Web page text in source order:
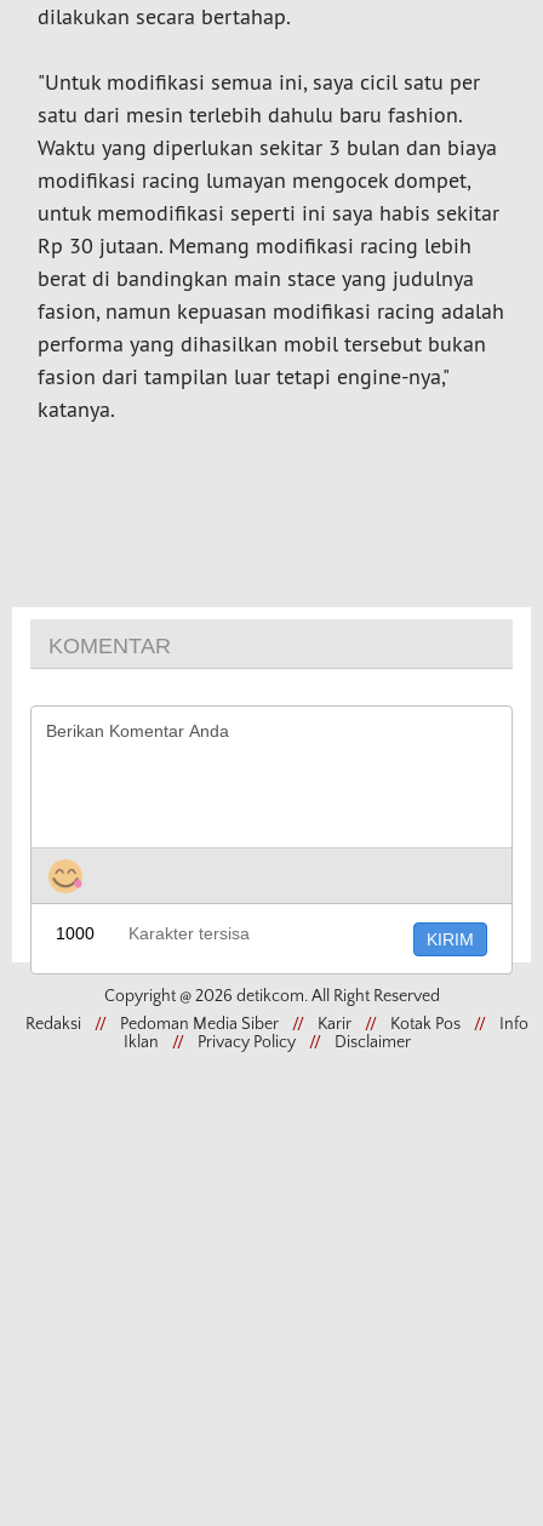
dilakukan secara bertahap.
"Untuk modifikasi semua ini, saya cicil satu per
satu dari mesin terlebih dahulu baru fashion.
Waktu yang diperlukan sekitar 3 bulan dan biaya
modifikasi racing lumayan mengocek dompet,
untuk memodifikasi seperti ini saya habis sekitar
Rp 30 jutaan. Memang modifikasi racing lebih
berat di bandingkan main stace yang judulnya
fasion, namun kepuasan modifikasi racing adalah
performa yang dihasilkan mobil tersebut bukan
fasion dari tampilan luar tetapi engine-nya,"
katanya.
Copyright @ 2026 detikcom. All Right Reserved
Redaksi
// Pedoman Media Siber // Karir // Kotak Pos //
Info
Iklan
// Privacy Policy // Disclaimer